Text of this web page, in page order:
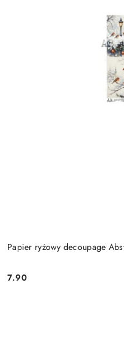
Papier ryżowy decoupage
Cena:
7.90